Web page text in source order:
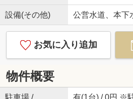
設備(その他) 公営水道、本下
お気に入り追加
物件概要